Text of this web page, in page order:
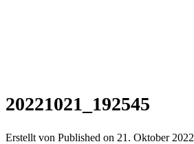
20221021_192545
Erstellt von Published on 21. Oktober 2022